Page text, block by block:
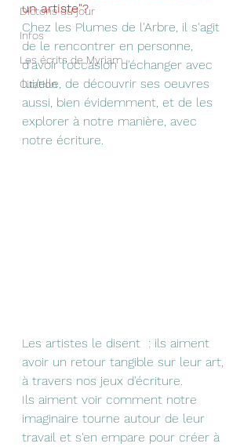
Dictons du jour
Infos
Les écrits de Myriam
Citation
un artiste"?
Chez les Plumes de l'Arbre, il s'agit
de le rencontrer en personne,
d'avoir l'occasion d'échanger avec
lui/elle, de découvrir ses oeuvres
aussi, bien évidemment, et de les
explorer à notre manière, avec
notre écriture.
Les artistes le disent  : ils aiment
avoir un retour tangible sur leur art,
à travers nos jeux d'écriture.
Ils aiment voir comment notre
imaginaire tourne autour de leur
travail et s'en empare pour créer à